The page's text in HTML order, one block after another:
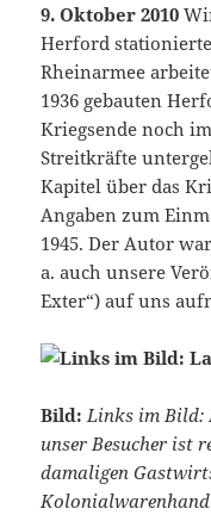
9. Oktober 2010
Herford
Rheinarmee
1936 gebauten
Kriegsende noch
Streitkräfte
Kapitel über das
Angaben zum
1945. Der Autor
a. auch unsere
Exter“) auf uns
Bild: Links im Bild:
unser Besucher ist
damaligen